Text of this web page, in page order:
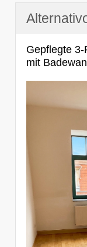
Gepflegte
mit